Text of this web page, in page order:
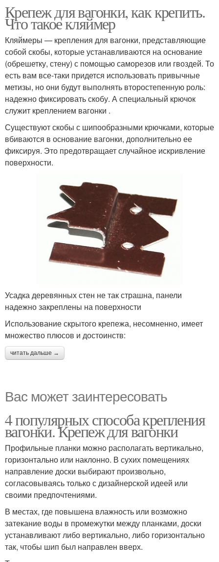
Крепеж для вагонки, как крепить.
Что такое кляймер
Кляймеры — крепления для вагонки, представляющие
собой скобы, которые устанавливаются на основание
(обрешетку, стену) с помощью саморезов или гвоздей. То
есть вам все-таки придется использовать привычные
метизы, но они будут выполнять второстепенную роль:
надежно фиксировать скобу. А специальный крючок
служит креплением вагонки .
Существуют скобы с шипообразными крючками, которые
вбиваются в основание вагонки, дополнительно ее
фиксируя. Это предотвращает случайное искривление
поверхности.
Усадка деревянных стен не так страшна, панели
надежно закреплены на поверхности
Использование скрытого крепежа, несомненно, имеет
множество плюсов и достоинств:
читать дальше →
Вас может заинтересовать
4 популярных способа крепления
вагонки. Крепеж для вагонки
Профильные планки можно располагать вертикально,
горизонтально или наклонно. В сухих помещениях
направление доски выбирают произвольно,
согласовываясь только с дизайнерской идеей или
своими предпочтениями.
В местах, где повышена влажность или возможно
затекание воды в промежутки между планками, доски
устанавливают либо вертикально, либо горизонтально
так, чтобы шип был направлен вверх.